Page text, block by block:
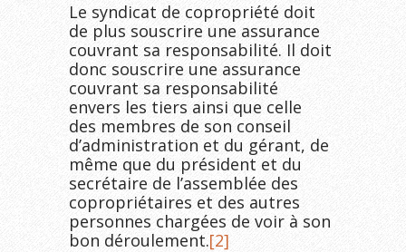
Le syndicat de copropriété doit
de plus souscrire une assurance
couvrant sa responsabilité. Il doit
donc souscrire une assurance
couvrant sa responsabilité
envers les tiers ainsi que celle
des membres de son conseil
d’administration et du gérant, de
même que du président et du
secrétaire de l’assemblée des
copropriétaires et des autres
personnes chargées de voir à son
bon déroulement.[2]